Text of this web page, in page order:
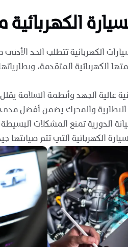
الكهربائية تتطلب الحد
الكهربائية المتقدمة،
عالية الجهد وأنظمة السلامة
البطارية والمحرك يضمن أفضل مدى
الدورية تمنع المشكلات
الكهربائية التي تتم